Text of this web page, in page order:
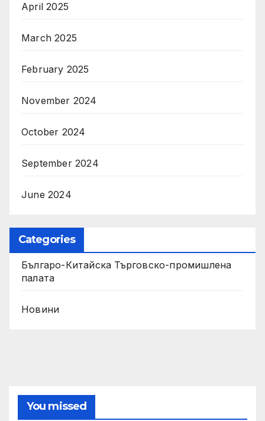
April 2025
March 2025
February 2025
November 2024
October 2024
September 2024
June 2024
Categories
Българо-Китайска Търговско-промишлена
палaта
Новини
You missed